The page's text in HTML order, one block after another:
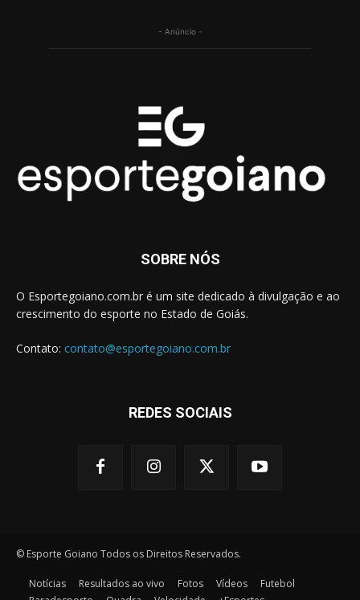
- Anúncio -
SOBRE NÓS
O Esportegoiano.com.br é um site dedicado à divulgação e ao
crescimento do esporte no Estado de Goiás.
Contato: contato@esportegoiano.com.br
REDES SOCIAIS
© Esporte Goiano Todos os Direitos Reservados.
Notícias Resultados ao vivo Fotos Vídeos
Futebol